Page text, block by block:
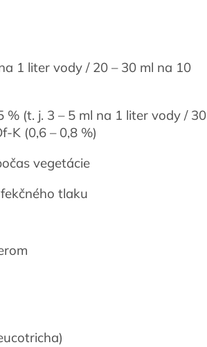
1 liter vody / 20 – 30 ml na 10
% (t. j. 3 – 5 ml na 1 liter vody / 30
K (0,6 – 0,8 %)
vegetácie
tlaku